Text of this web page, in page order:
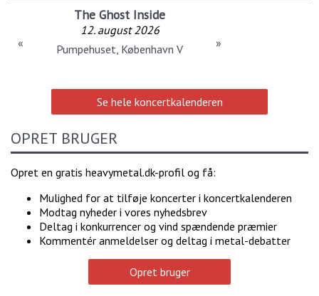
The Ghost Inside
12. august 2026
Pumpehuset, København V
« »
Se hele koncertkalenderen
OPRET BRUGER
Opret en gratis heavymetal.dk-profil og få:
Mulighed for at tilføje koncerter i koncertkalenderen
Modtag nyheder i vores nyhedsbrev
Deltag i konkurrencer og vind spændende præmier
Kommentér anmeldelser og deltag i metal-debatter
Opret bruger